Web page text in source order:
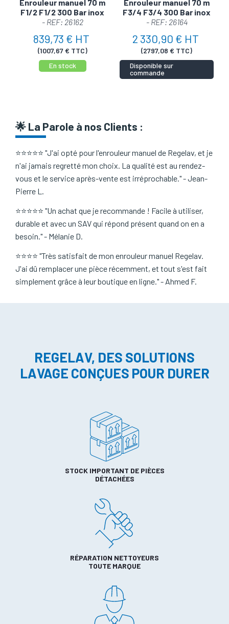
Enrouleur manuel 70 m
F1/2 F1/2 300 Bar inox
- REF: 26162
839,73 € HT
(1007,67 € TTC)
En stock
Enrouleur manuel 70 m
F3/4 F3/4 300 Bar inox
- REF: 26164
2 330,90 € HT
(2797,08 € TTC)
Disponible sur
commande
🌟 La Parole à nos Clients :
⭐⭐⭐⭐⭐ "J'ai opté pour l'enrouleur manuel de Regelav, et je
n'ai jamais regretté mon choix. La qualité est au rendez-
vous et le service après-vente est irréprochable." - Jean-
Pierre L.
⭐⭐⭐⭐⭐ "Un achat que je recommande ! Facile à utiliser,
durable et avec un SAV qui répond présent quand on en a
besoin." - Mélanie D.
⭐⭐⭐⭐ "Très satisfait de mon enrouleur manuel Regelav.
J'ai dû remplacer une pièce récemment, et tout s'est fait
simplement grâce à leur boutique en ligne." - Ahmed F.
REGELAV, DES SOLUTIONS
LAVAGE CONÇUES POUR DURER
STOCK IMPORTANT DE PIÈCES
DÉTACHÉES
RÉPARATION NETTOYEURS
TOUTE MARQUE